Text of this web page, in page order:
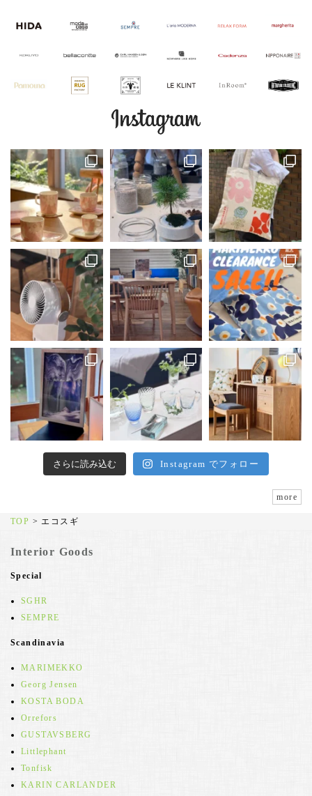
さらに読み込む Instagram でフォロー
more
TOP >エコスギ
Interior Goods
Special
SGHR
SEMPRE
Scandinavia
MARIMEKKO
Georg Jensen
KOSTA BODA
Orrefors
GUSTAVSBERG
Littlephant
Tonfisk
KARIN CARLANDER